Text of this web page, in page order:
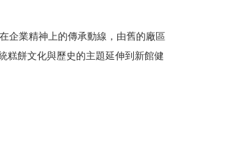
企業精神上的傳承動線，由舊的廠區
糕餅文化與歷史的主題延伸到新館健